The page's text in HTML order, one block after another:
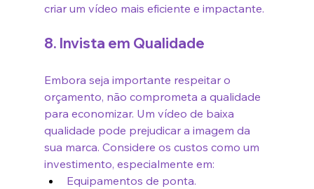
criar um vídeo mais eficiente e impactante.
8. Invista em Qualidade
Embora seja importante respeitar o
orçamento, não comprometa a qualidade
para economizar. Um vídeo de baixa
qualidade pode prejudicar a imagem da
sua marca. Considere os custos como um
investimento, especialmente em:
Equipamentos de ponta.